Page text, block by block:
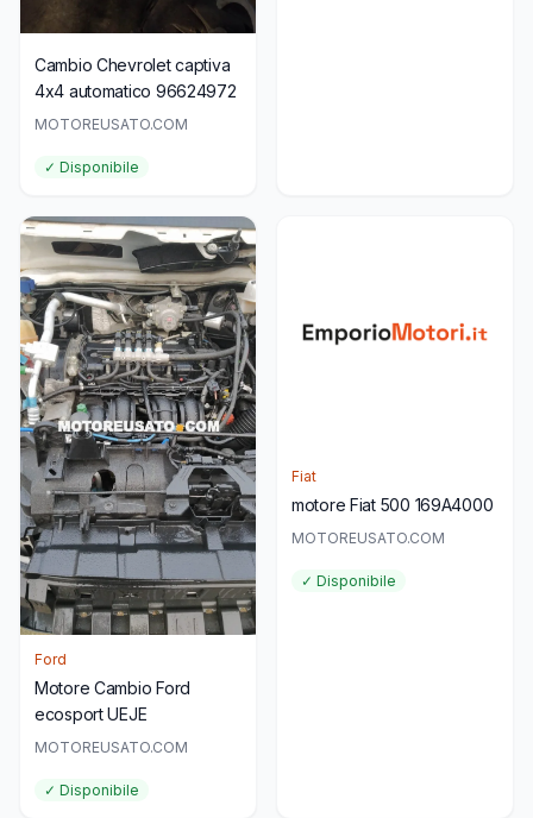
Cambio Chevrolet captiva
4x4 automatico 96624972
MOTOREUSATO.COM
✓ Disponibile
Ford
Motore Cambio Ford
ecosport UEJE
MOTOREUSATO.COM
✓ Disponibile
Fiat
motore Fiat 500 169A4000
MOTOREUSATO.COM
✓ Disponibile